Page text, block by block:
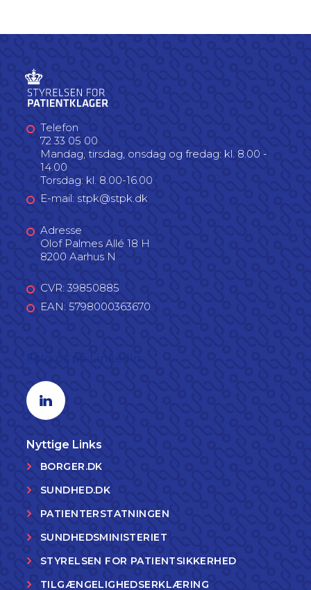
Telefon
72 33 05 00
Mandag, tirsdag, onsdag og fredag: kl. 8.00 -
14.00
Torsdag: kl. 8.00-16.00
E-mail: stpk@stpk.dk
Adresse
Olof Palmes Allé 18 H
8200 Aarhus N
CVR: 39850885
EAN: 5798000363670
Linkedin profil
Nyttige Links
BORGER.DK
SUNDHED.DK
PATIENTERSTATNINGEN
SUNDHEDSMINISTERIET
STYRELSEN FOR PATIENTSIKKERHED
TILGÆNGELIGHEDSERKLÆRING